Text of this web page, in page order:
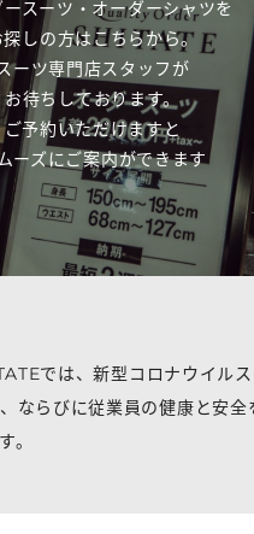
ースーツ・オーダーシャツを
探しの方はこちらから。
ーツ専門店スタッフが
お待ちしております。
ご予約いただけますと
ーズにご案内ができます
では、新型コロナウイル
ならびに従業員の健康と安全
。